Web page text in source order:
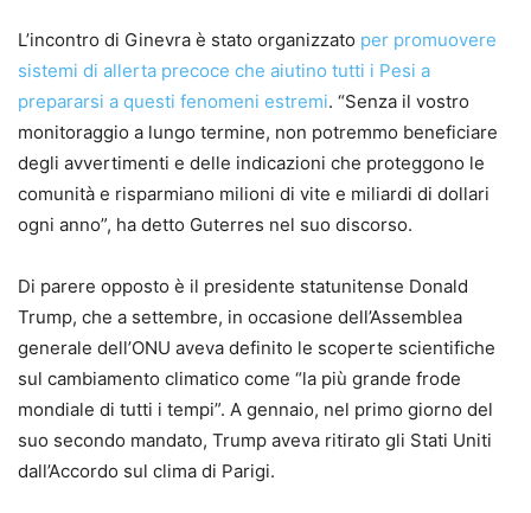
L’incontro di Ginevra è stato organizzato per promuovere
sistemi di allerta precoce che aiutino tutti i Pesi a
prepararsi a questi fenomeni estremi. “Senza il vostro
monitoraggio a lungo termine, non potremmo beneficiare
degli avvertimenti e delle indicazioni che proteggono le
comunità e risparmiano milioni di vite e miliardi di dollari
ogni anno”, ha detto Guterres nel suo discorso.
Di parere opposto è il presidente statunitense Donald
Trump, che a settembre, in occasione dell’Assemblea
generale dell’ONU aveva definito le scoperte scientifiche
sul cambiamento climatico come “la più grande frode
mondiale di tutti i tempi”. A gennaio, nel primo giorno del
suo secondo mandato, Trump aveva ritirato gli Stati Uniti
dall’Accordo sul clima di Parigi.